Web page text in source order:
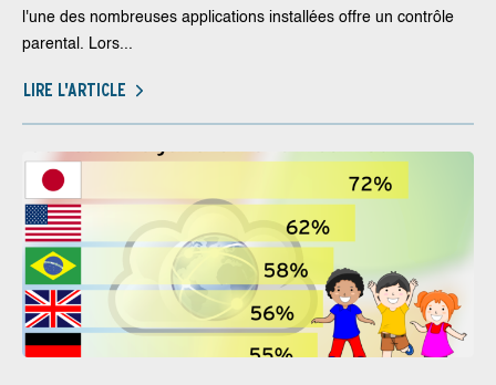
l'une des nombreuses applications installées offre un contrôle
parental. Lors...
LIRE L'ARTICLE